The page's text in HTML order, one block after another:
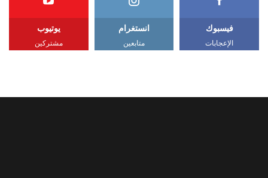
فيسبوك
الإعجابات
انستغرام
متابعين
يوتيوب
مشتركين